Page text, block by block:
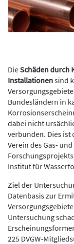
DieSchäden durch
Installationensind
Bundesländern in
dabei nicht
verbunden. Dies ist
Verein des Gas-
Institut für
Ziel der
Datenbasis zur
Untersuchung
225 DVGW-